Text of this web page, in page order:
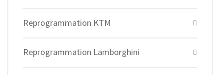
Reprogrammation KTM
Reprogrammation Lamborghini